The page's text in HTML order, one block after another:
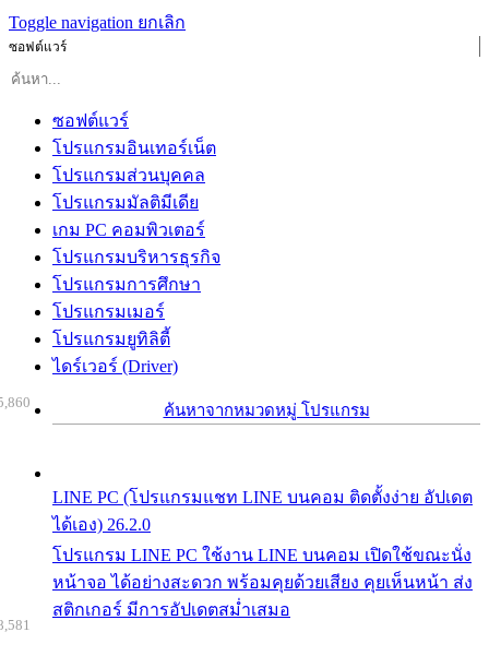
Toggle navigation ยกเลิก
ซอฟต์แวร์
ซอฟต์แวร์
โปรแกรมอินเทอร์เน็ต
โปรแกรมส่วนบุคคล
โปรแกรมมัลติมีเดีย
เกม PC คอมพิวเตอร์
โปรแกรมบริหารธุรกิจ
โปรแกรมการศึกษา
โปรแกรมเมอร์
โปรแกรมยูทิลิตี้
ไดร์เวอร์ (Driver)
ค้นหาจากหมวดหมู่ โปรแกรม
LINE PC (โปรแกรมแชท LINE บนคอม ติดตั้งง่าย อัปเดต
ได้เอง) 26.2.0
โปรแกรม LINE PC ใช้งาน LINE บนคอม เปิดใช้ขณะนั่ง
หน้าจอ ได้อย่างสะดวก พร้อมคุยด้วยเสียง คุยเห็นหน้า ส่ง
สติกเกอร์ มีการอัปเดตสม่ำเสมอ